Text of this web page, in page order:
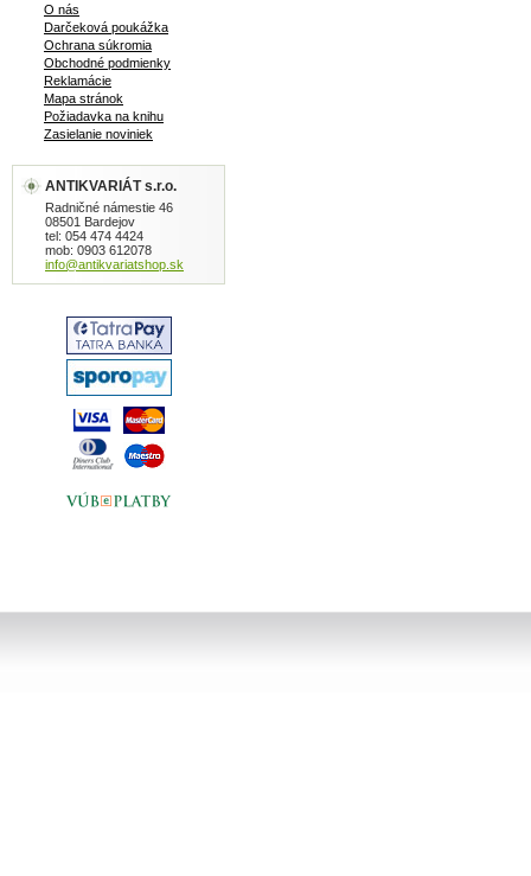
O nás
Darčeková poukážka
Ochrana súkromia
Obchodné podmienky
Reklamácie
Mapa stránok
Požiadavka na knihu
Zasielanie noviniek
ANTIKVARIÁT s.r.o.
Radničné námestie 46
08501 Bardejov
tel: 054 474 4424
mob: 0903 612078
info@antikvariatshop.sk